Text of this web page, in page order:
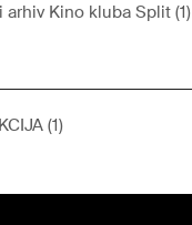
arhiv Kino kluba Split (1)
(1)